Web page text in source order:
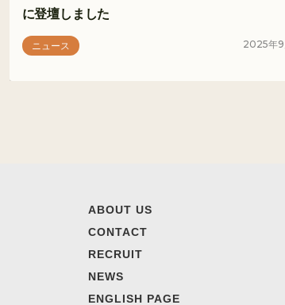
に登壇しました
ニュース 2025年9
ABOUT US
CONTACT
RECRUIT
NEWS
ENGLISH PAGE